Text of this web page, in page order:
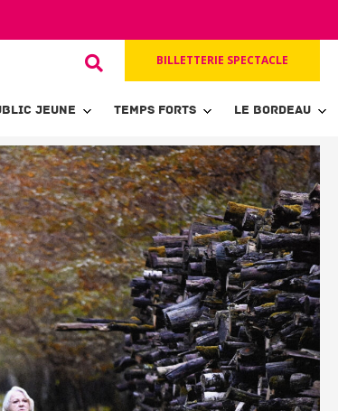
BILLETTERIE SPECTACLE
JEUNE TEMPS FORTS LE BORDEAU